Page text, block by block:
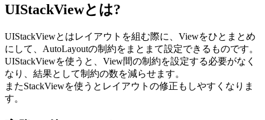
UIStackViewとは?
UIStackViewとはレイアウトを組む際に、Viewをひとまとめ
にして、AutoLayoutの制約をまとまて設定できるものです。
UIStackViewを使うと、View間の制約を設定する必要がなく
なり、結果として制約の数を減らせます。
またStackViewを使うとレイアウトの修正もしやすくなりま
す。